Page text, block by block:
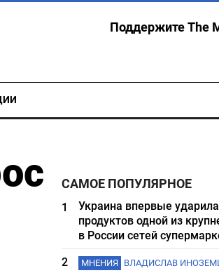
Поддержите The
САМОЕ ПОПУЛЯРНОЕ
1
Украина впервые
продуктов одной из
в России сетей
2
МНЕНИЯ ВЛАДИСЛАВ